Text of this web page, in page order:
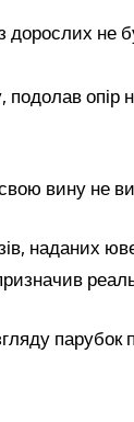
не
опір
вину не
наданих
парубок